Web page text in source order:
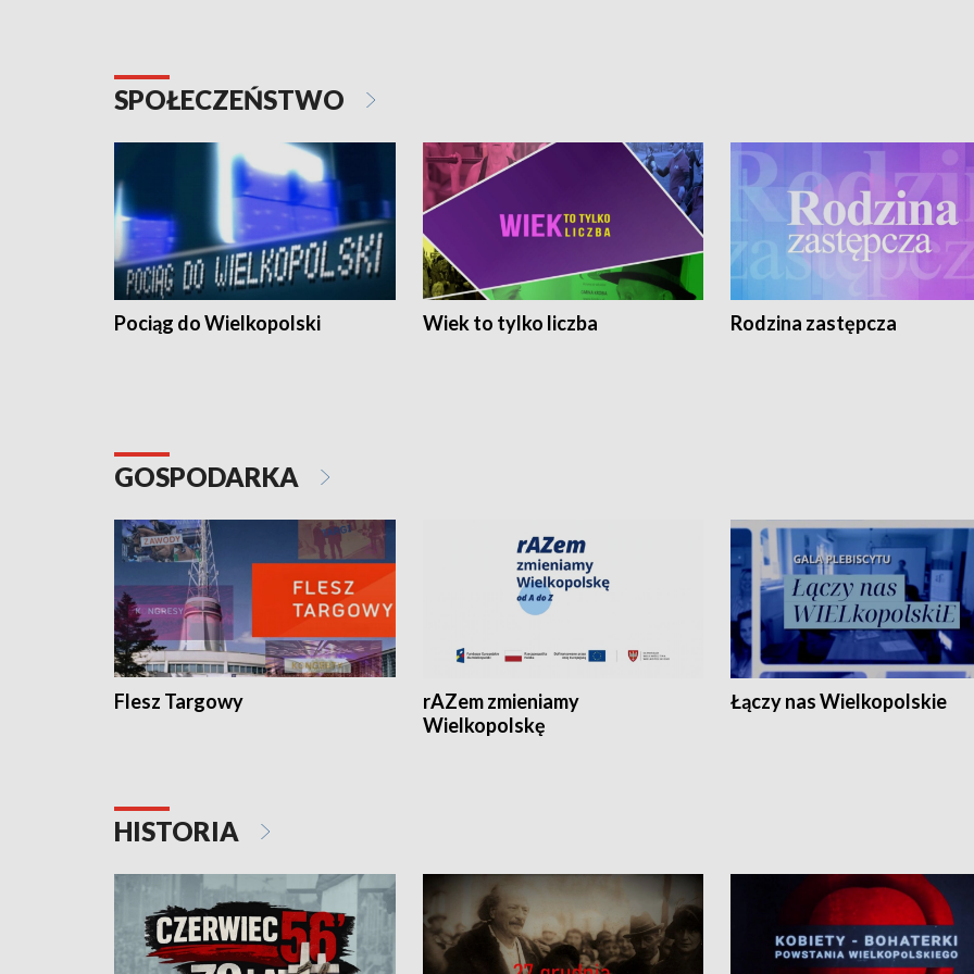
SPOŁECZEŃSTWO
Pociąg do Wielkopolski Wiek to tylko liczba Rodzina zastępcza
GOSPODARKA
Flesz Targowy
rAZem zmieniamy
Wielkopolskę
Łączy nas Wielkopolskie
HISTORIA